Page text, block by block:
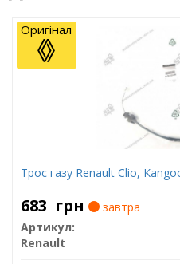
Трос газу Renault Clio,
683 грн
завтра
Артикул:
Renault
Оригінал